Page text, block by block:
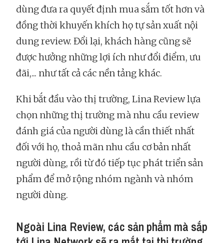
dùng đưa ra quyết định mua sắm tốt hơn và
đồng thời khuyến khích họ tự sản xuất nội
dung review. Đổi lại, khách hàng cũng sẽ
được hưởng những lợi ích như đổi điểm, ưu
đãi,... như tất cả các nền tảng khác.
Khi bắt đầu vào thị trường, Lina Review lựa
chọn những thị trường mà nhu cầu review
đánh giá của người dùng là cần thiết nhất
đối với họ, thoả mãn nhu cầu cơ bản nhất
người dùng, rồi từ đó tiếp tục phát triển sản
phẩm để mở rộng nhóm ngành và nhóm
người dùng.
Ngoài Lina Review, các sản phẩm mà sắp